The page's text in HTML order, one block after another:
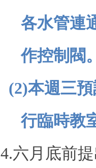
各水管連
作控制閥
(2)本週三
行臨時教
4.六月底前